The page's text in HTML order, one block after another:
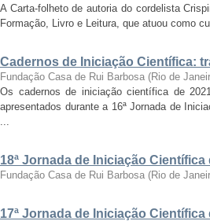
A Carta-folheto de autoria do cordelista
Formação, Livro e Leitura, que atuou como
Cadernos de Iniciação Científica:
Fundação Casa de Rui Barbosa (Rio de
Os cadernos de iniciação científica de
apresentados durante a 16ª Jornada de
...
18ª Jornada de Iniciação
Fundação Casa de Rui Barbosa (Rio de
17ª Jornada de Iniciação